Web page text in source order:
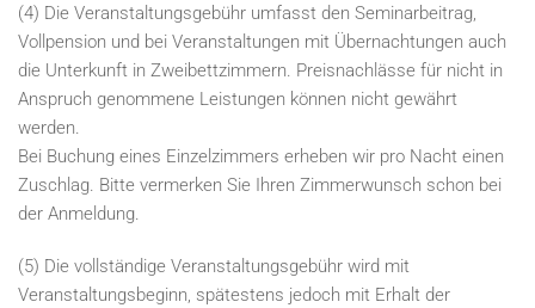
(4) Die Veranstaltungsgebühr umfasst den Seminarbeitrag,
Vollpension und bei Veranstaltungen mit Übernachtungen auch
die Unterkunft in Zweibettzimmern. Preisnachlässe für nicht in
Anspruch genommene Leistungen können nicht gewährt
werden.
Bei Buchung eines Einzelzimmers erheben wir pro Nacht einen
Zuschlag. Bitte vermerken Sie Ihren Zimmerwunsch schon bei
der Anmeldung.
(5) Die vollständige Veranstaltungsgebühr wird mit
Veranstaltungsbeginn, spätestens jedoch mit Erhalt der